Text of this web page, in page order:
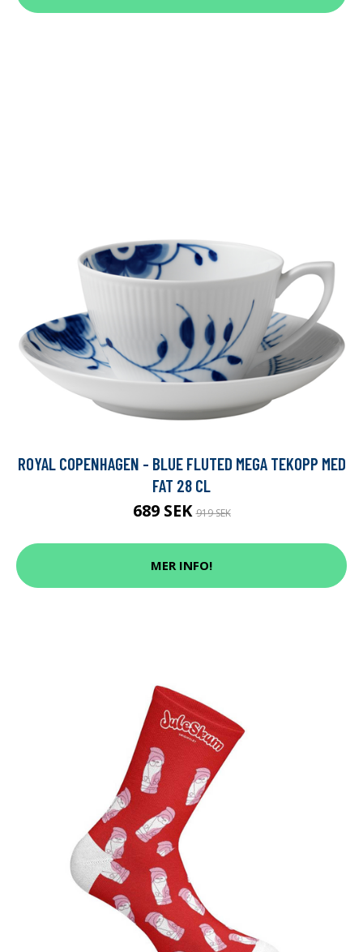
ROYAL COPENHAGEN - BLUE FLUTED MEGA TEKOPP MED
FAT 28 CL
689 SEK919 SEK
MER INFO!